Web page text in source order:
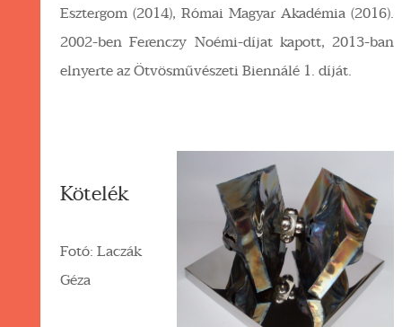
Esztergom (2014), Római Magyar Akadémia (2016).
2002-ben Ferenczy Noémi-díjat kapott, 2013-ban
elnyerte az Ötvösművészeti Biennálé 1. díját.
Kötelék
Fotó: Laczák
Géza